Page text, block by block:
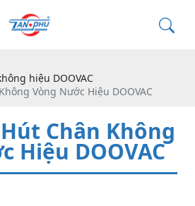
hiệu DOOVAC
Vòng Nước Hiệu DOOVAC
Chân Không
Hiệu DOOVAC